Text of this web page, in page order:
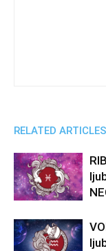
RELATED ARTICLES